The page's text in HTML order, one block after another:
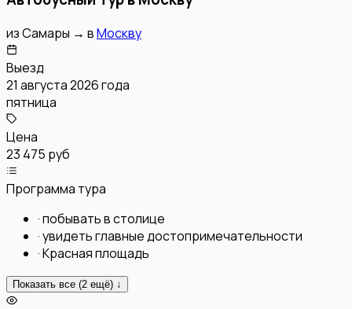
изСамары → вМоскву
Выезд
21 августа 2026 года
пятница
Цена
23 475 руб
Программа тура
·побывать в столице
·увидеть главные достопримечательности
·Красная площадь
Показать все (2 ещё) ↓